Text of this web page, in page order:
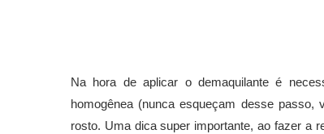
Na hora de aplicar o demaquilante é
homogênea (nunca esqueçam desse
rosto. Uma dica super importante, ao fazer a